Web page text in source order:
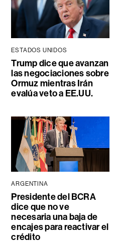
ESTADOS UNIDOS
Trump dice que avanzan
las negociaciones sobre
Ormuz mientras Irán
evalúa veto a EE.UU.
ARGENTINA
Presidente del BCRA
dice que no ve
necesaria una baja de
encajes para reactivar el
crédito